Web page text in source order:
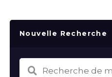
Nouvelle Recherche